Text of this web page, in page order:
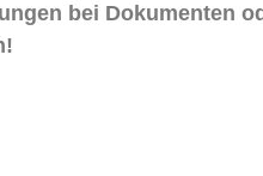
bei Dokumenten